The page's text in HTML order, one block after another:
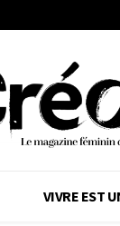
VIVRE EST